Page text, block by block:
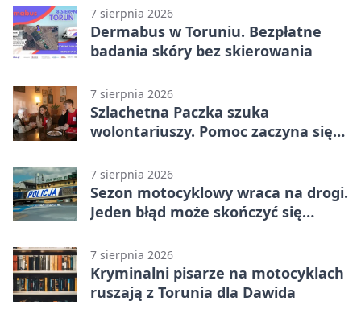
7 sierpnia 2026
Dermabus w Toruniu. Bezpłatne
badania skóry bez skierowania
7 sierpnia 2026
Szlachetna Paczka szuka
wolontariuszy. Pomoc zaczyna się
7 sierpnia 2026
Sezon motocyklowy wraca na drogi.
Jeden błąd może skończyć się
7 sierpnia 2026
Kryminalni pisarze na motocyklach
ruszają z Torunia dla Dawida